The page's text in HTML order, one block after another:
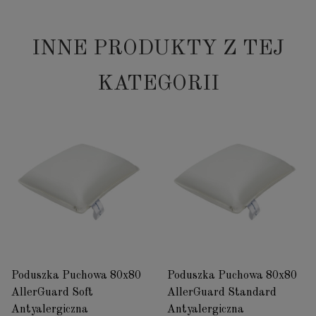
INNE PRODUKTY Z TEJ
KATEGORII
Poduszka Puchowa 80x80
AllerGuard Soft
Antyalergiczna
Poduszka Puchowa 80x80
AllerGuard Standard
Antyalergiczna